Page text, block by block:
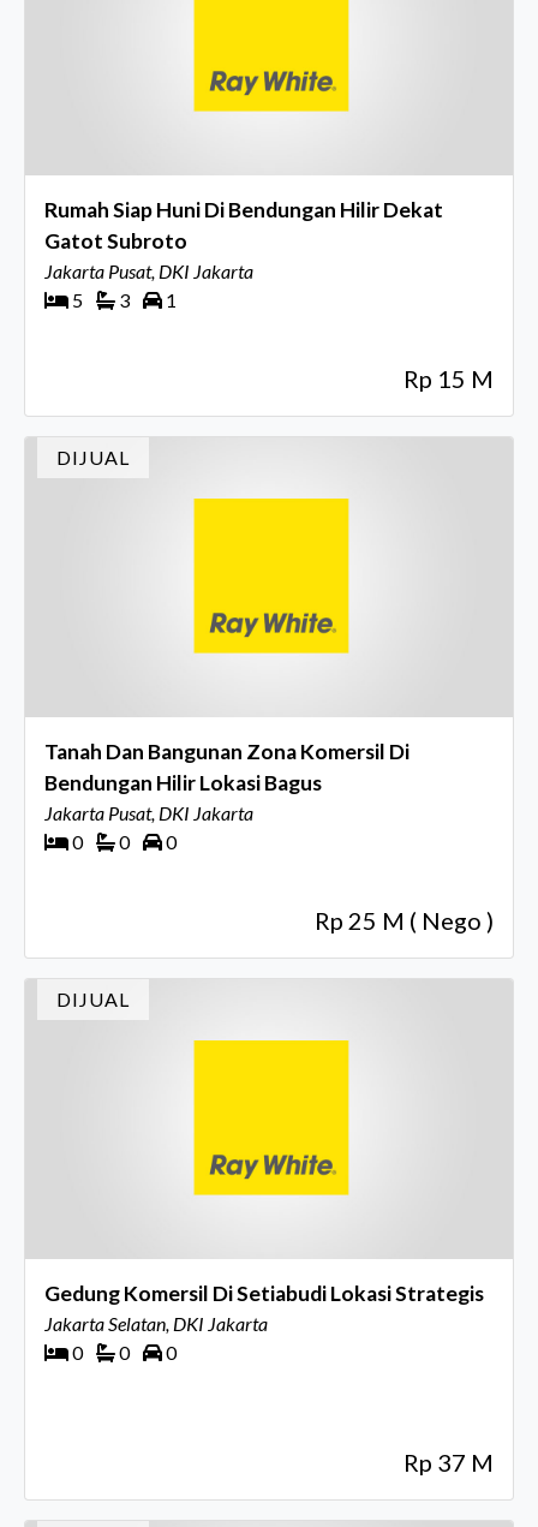
Rumah Siap Huni Di Bendungan Hilir Dekat
Gatot Subroto
Jakarta Pusat, DKI Jakarta
5
3 1
Rp 15 M
DIJUAL
Tanah Dan Bangunan Zona Komersil Di
Bendungan Hilir Lokasi Bagus
Jakarta Pusat, DKI Jakarta
0
0 0
Rp 25 M ( Nego )
DIJUAL
Gedung Komersil Di Setiabudi Lokasi Strategis
Jakarta Selatan, DKI Jakarta
0
0 0
Rp 37 M